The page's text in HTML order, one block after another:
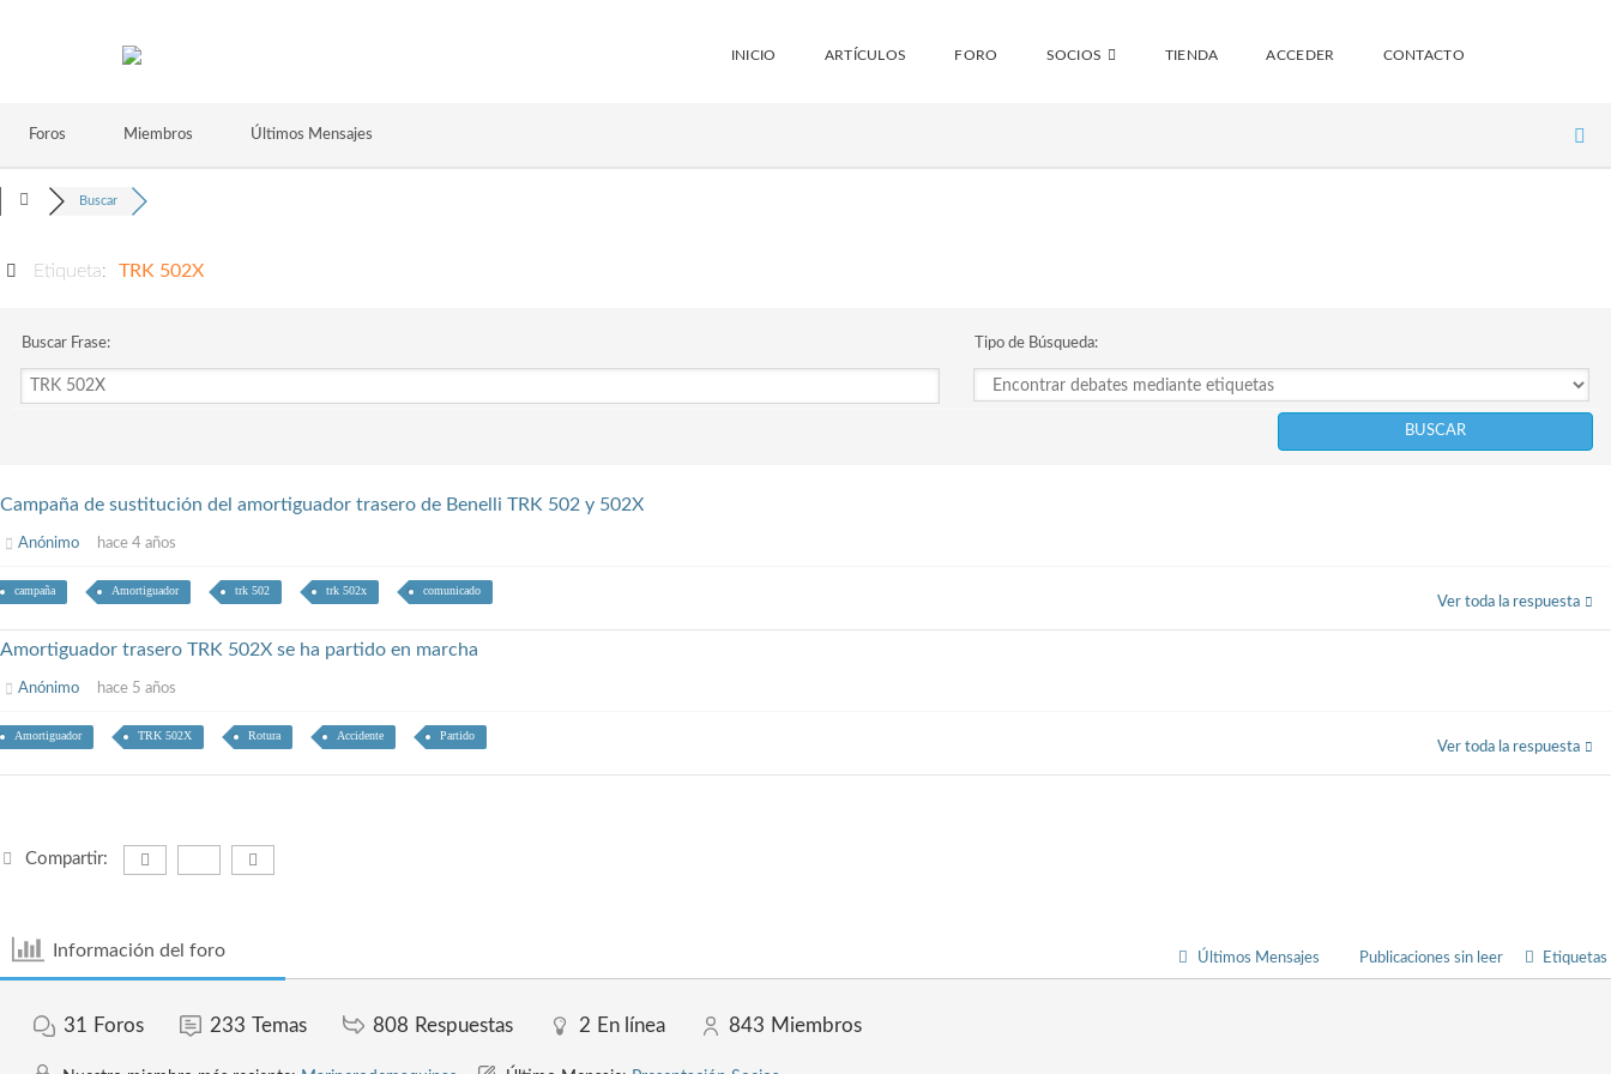
INICIO ARTÍCULOS FORO SOCIOS TIENDA ACCEDER CONTACTO
Foros Miembros Últimos Mensajes
Buscar
Etiqueta: TRK 502X
Buscar Frase: Tipo de Búsqueda:
Campaña de sustitución del amortiguador trasero de Benelli TRK 502 y 502X
Anónimo hace 4 años
campaña Amortiguador trk 502 trk 502x comunicado
Ver toda la respuesta
Amortiguador trasero TRK 502X se ha partido en marcha
Anónimo hace 5 años
Amortiguador TRK 502X Rotura Accidente Partido
Ver toda la respuesta
Compartir:
Información del foro Últimos Mensajes Publicaciones sin leer Etiquetas
31 Foros 233 Temas 808 Respuestas 2 En línea 843 Miembros